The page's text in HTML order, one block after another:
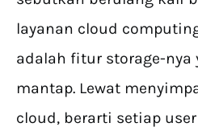
layanan cloud
adalah fitur storage-nya
mantap. Lewat
cloud, berarti setiap